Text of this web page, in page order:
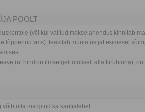
POOLT
(või kui valitud makselahendus kinnitab
vms), teavitab müüja ostjat esimesel
(nt hind on ilmselgelt oluliselt alla turuhinna),
võib olla märgitud ka kaubalehel.